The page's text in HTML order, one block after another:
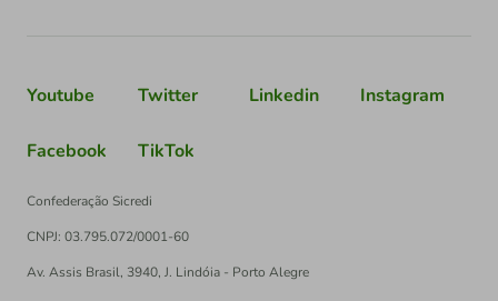
Youtube Twitter Linkedin Instagram
Facebook TikTok
Confederação Sicredi
CNPJ: 03.795.072/0001-60
Av. Assis Brasil, 3940, J. Lindóia - Porto Alegre